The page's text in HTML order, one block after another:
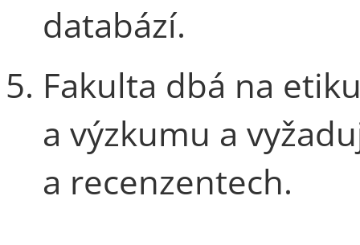
databází.
Fakulta dbá na
a výzkumu a
a recenzentech.